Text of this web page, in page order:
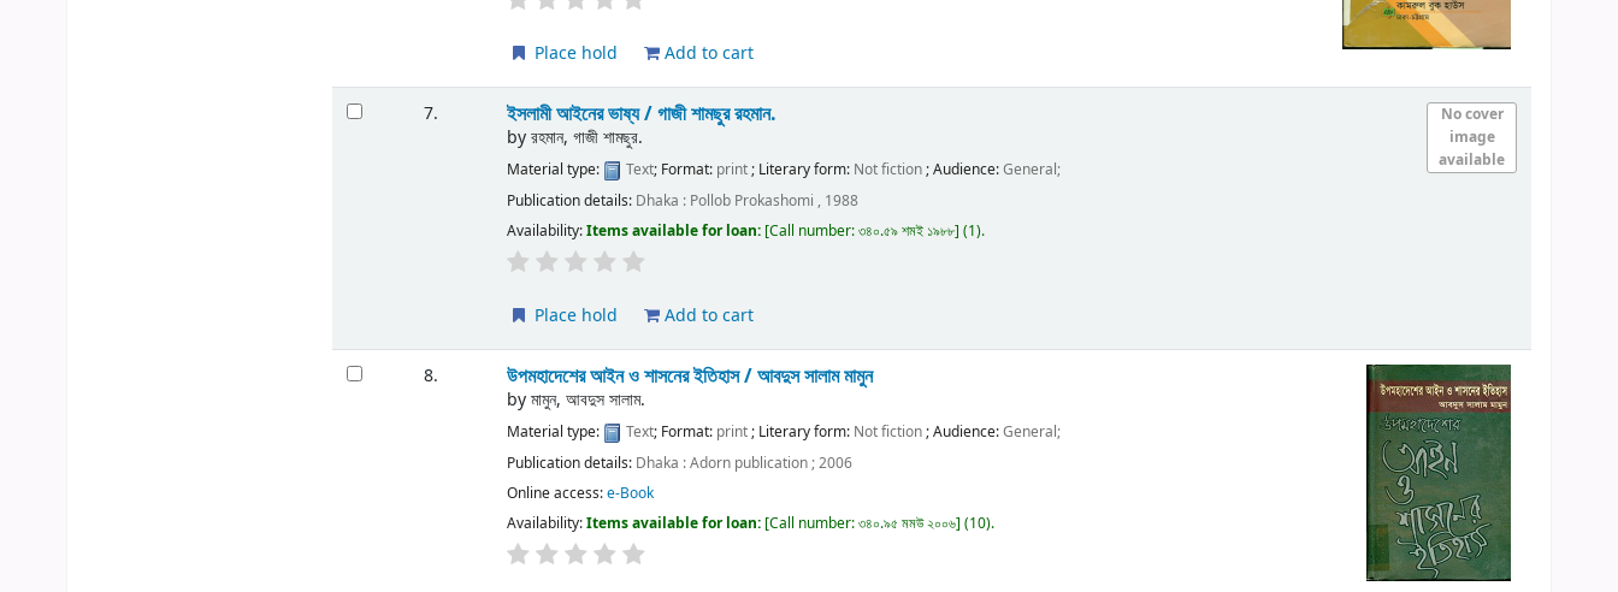
Place hold Add to cart
7.
No cover
image
available
ইসলামী আইনের ভাষ্য /গাজী শামছুর রহমান.
byরহমান, গাজী শামছুর.
Material type: Text; Format: print; Literary form: Not fiction; Audience:General;
Publication details: Dhaka : Pollob Prokashomi , 1988
Availability:Items available for loan: Call number:৩৪০.৫৯ শমই ১৯৮৮ (1).
Place hold Add to cart
8. উপমহাদেশের আইন ও শাসনের ইতিহাস /আবদুস সালাম মামুন
byমামুন, আবদুস সালাম.
Material type: Text; Format: print; Literary form: Not fiction; Audience:General;
Publication details: Dhaka :Adorn publication ;2006
Online access:e-Book
Availability:Items available for loan: Call number:৩৪০.৯৫ মমউ ২০০৬ (10).